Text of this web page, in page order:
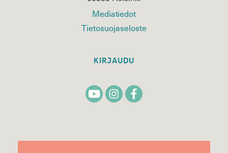
Mediatiedot
Tietosuojaseloste
KIRJAUDU